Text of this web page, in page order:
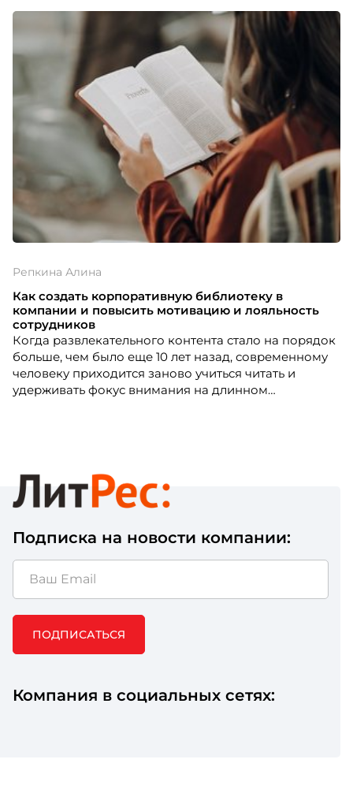
Репкина Алина
Как создать корпоративную библиотеку в
компании и повысить мотивацию и лояльность
сотрудников
Когда развлекательного контента стало на порядок
больше, чем было еще 10 лет назад, современному
человеку приходится заново учиться читать и
удерживать фокус внимания на длинном
Подписка на новости компании:
ПОДПИСАТЬСЯ
Компания в социальных сетях: